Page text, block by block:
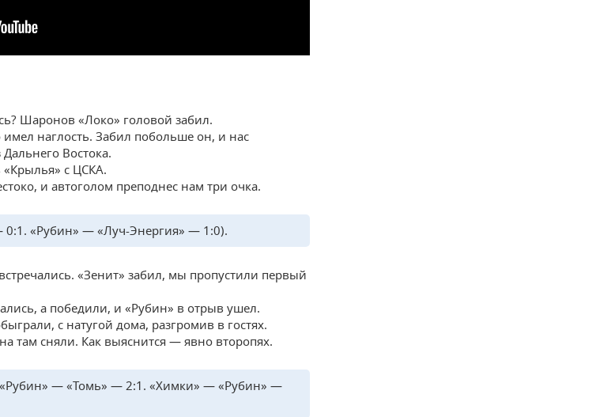
Шаронов «Локо» головой забил.
наглость. Забил побольше он, и нас
Востока.
«Крылья» с ЦСКА.
и автоголом преподнес нам три очка.
«Рубин» — «Луч-Энергия» — 1:0).
«Зенит» забил, мы пропустили первый
а победили, и «Рубин» в отрыв ушел.
с натугой дома, разгромив в гостях.
там сняли. Как выяснится — явно второпях.
— «Томь» — 2:1. «Химки» — «Рубин» —